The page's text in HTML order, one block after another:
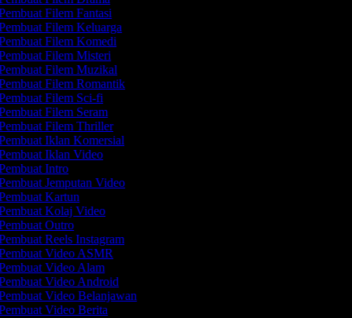
Filem Fantasi
Filem Keluarga
Filem Komedi
Filem Misteri
Filem Muzikal
Filem Romantik
Filem Sci-fi
Filem Seram
Filem Thriller
Iklan Komersial
Iklan Video
Intro
Jemputan Video
Kartun
Kolaj Video
Outro
Reels Instagram
Video ASMR
Video Alam
Video Android
Video Belanjawan
Video Berita